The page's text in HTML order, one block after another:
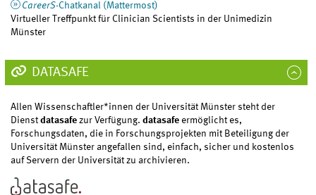
CareerS-Chatkanal (Mattermost)
Virtueller Treffpunkt für Clinician Scientists in der Unimedizin
Münster
DATASAFE
Allen Wissenschaftler*innen der Universität Münster steht der
Dienstdatasafe zur Verfügung.datasafe ermöglicht es,
Forschungsdaten, die in Forschungsprojekten mit Beteiligung der
Universität Münster angefallen sind, einfach, sicher und kostenlos
auf Servern der Universität zu archivieren.